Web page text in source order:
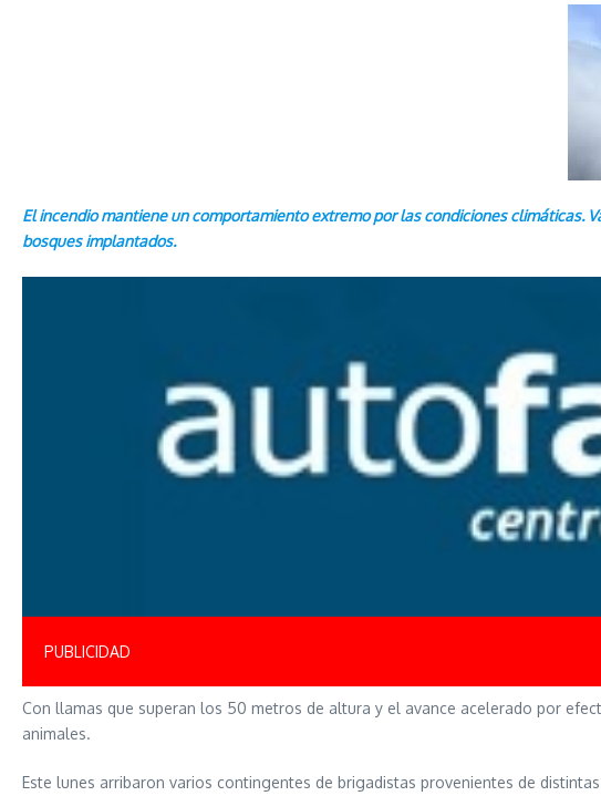
El incendio mantiene un comportamiento extremo por las condiciones climáticas.
bosques implantados.
PUBLICIDAD
Con llamas que superan los 50 metros de altura y el avance acelerado por
animales.
Este lunes arribaron varios contingentes de brigadistas provenientes de